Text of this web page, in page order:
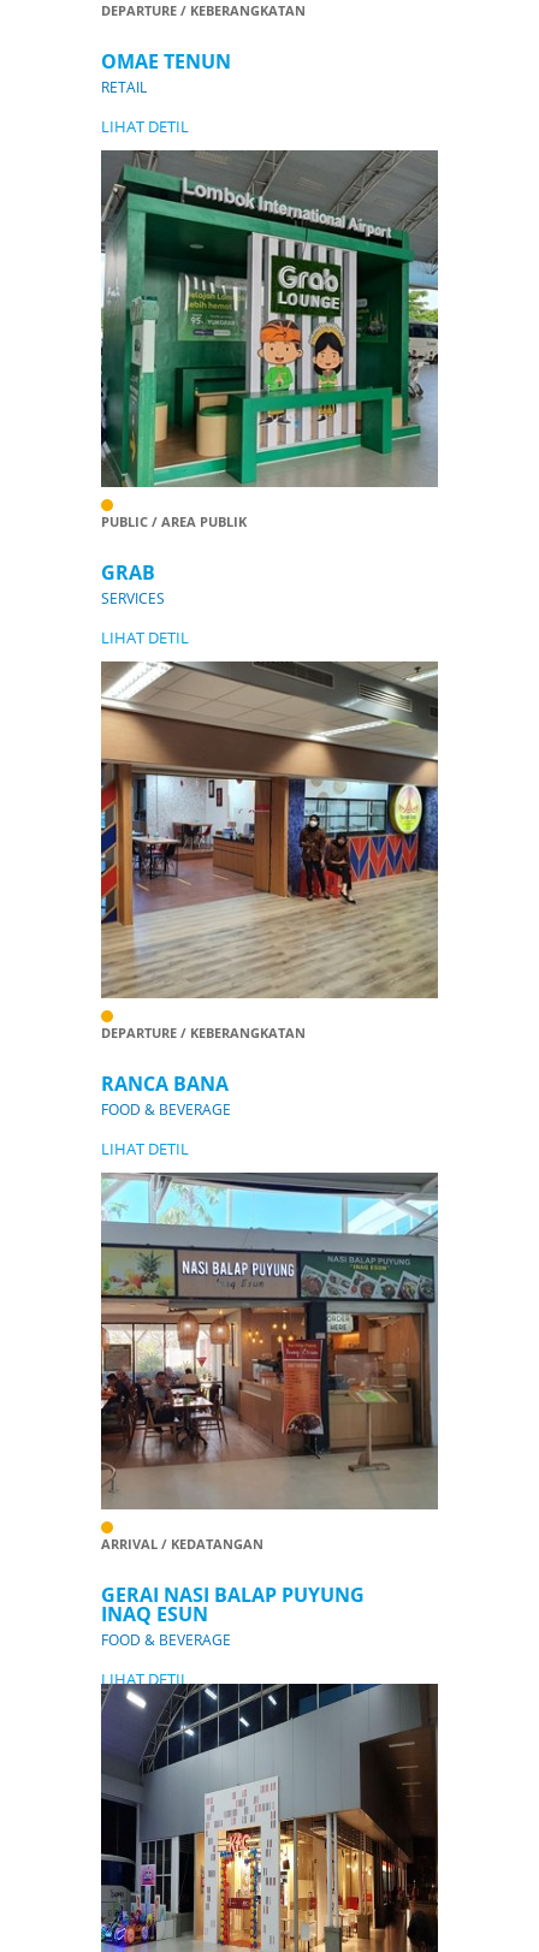
DEPARTURE / KEBERANGKATAN
OMAE TENUN
RETAIL
LIHAT DETIL
PUBLIC / AREA PUBLIK
GRAB
SERVICES
LIHAT DETIL
DEPARTURE / KEBERANGKATAN
RANCA BANA
FOOD & BEVERAGE
LIHAT DETIL
ARRIVAL / KEDATANGAN
GERAI NASI BALAP PUYUNG
INAQ ESUN
FOOD & BEVERAGE
LIHAT DETIL